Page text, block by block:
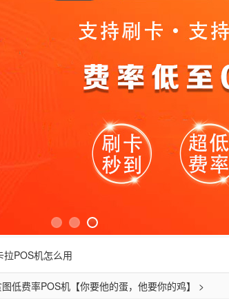
拉POS机怎么用
低费率POS机【你要他的蛋，他要你的鸡】 >